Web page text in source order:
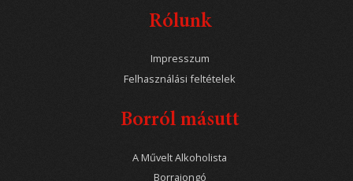
Rólunk
Impresszum
Felhasználási feltételek
Borról másutt
A Művelt Alkoholista
Borrajongó